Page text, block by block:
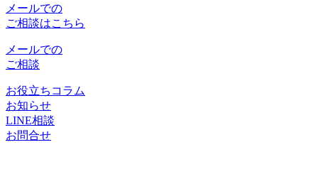
メールでの
ご相談はこちら
メールでの
ご相談
お役立ちコラム
お知らせ
LINE相談
お問合せ